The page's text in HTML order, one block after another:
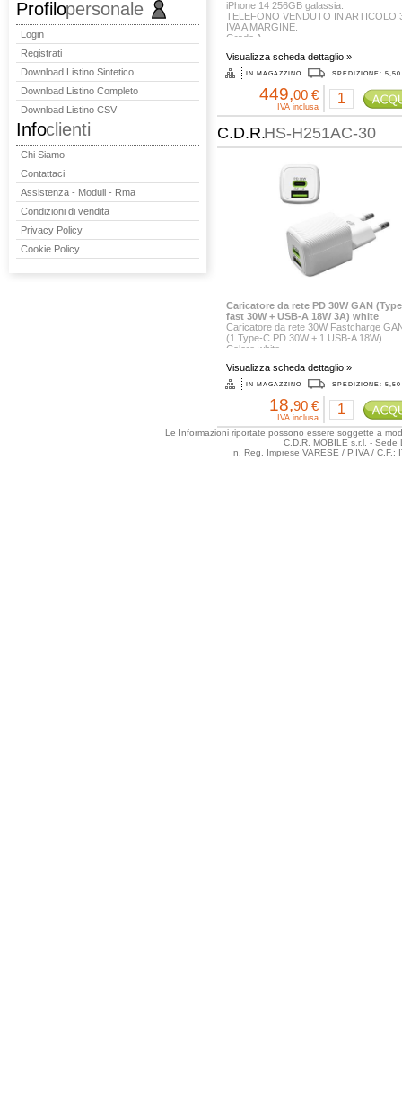
Profilopersonale
Login
Registrati
Download Listino Sintetico
Download Listino Completo
Download Listino CSV
Infoclienti
Chi Siamo
Contattaci
Assistenza - Moduli - Rma
Condizioni di vendita
Privacy Policy
Cookie Policy
iPhone 14 256GB galassia.
TELEFONO VENDUTO IN ARTICOLO
IVA A MARGINE.
Grado A.
USATO, ritirato, verificato e testato da
autorizzate appositamente per questo
Nella confezione è incluso:
1 - Cavo...
Visualizza scheda dettaglio »
IN MAGAZZINO SPEDIZIONE:
449,00 €
IVA inclusa
C.D.R.HS-H251AC-30
Caricatore da rete PD 30W GAN
fast 30W + USB-A 18W 3A) white
Caricatore da rete 30W Fastcharge
(1 Type-C PD 30W + 1 USB-A 18W).
Colore white.
Output1 : USB-C PD 5V/3A, 9V/3A, 12V
15V/2A, 20V/1.5A (30W)
Output2: USB-A 5V/3A, 9V/2A, 12V/1.5A
Massimo output: 30W
Nella confezione non è...
Visualizza scheda dettaglio »
IN MAGAZZINO SPEDIZIONE:
18,90 €
IVA inclusa
Le Informazioni riportate possono essere soggette a
C.D.R. MOBILE s.r.l. -
n. Reg. Imprese VARESE / P.IVA /